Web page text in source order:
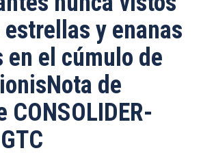
y enanas
en el cúmulo de
de
CONSOLIDER-